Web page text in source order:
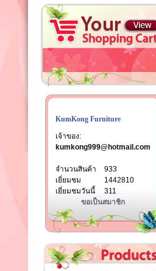
KumKong Furniture
เจ้าของ:
kumkong999@hotmail.com
จำนวนสินค้า
933
เยี่ยมชม
1442810
เยี่ยมชมวันนี้
311
ขอเป็นสมาชิก